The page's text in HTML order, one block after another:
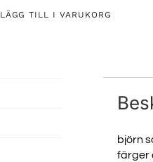
LÄGG TILL I VARUKORG
björn
färger